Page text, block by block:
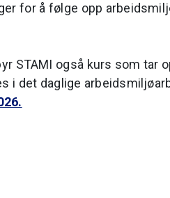
for å følge opp
STAMI også kurs som tar
i det daglige